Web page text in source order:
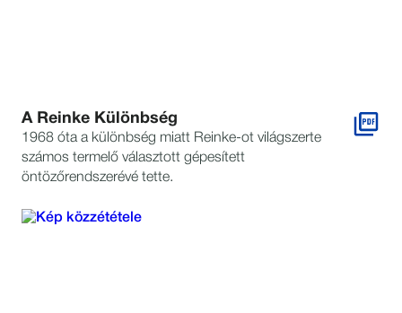
A Reinke Különbség
1968 óta a különbség miatt Reinke-ot világszerte
számos termelő választott gépesített
öntözőrendszerévé tette.